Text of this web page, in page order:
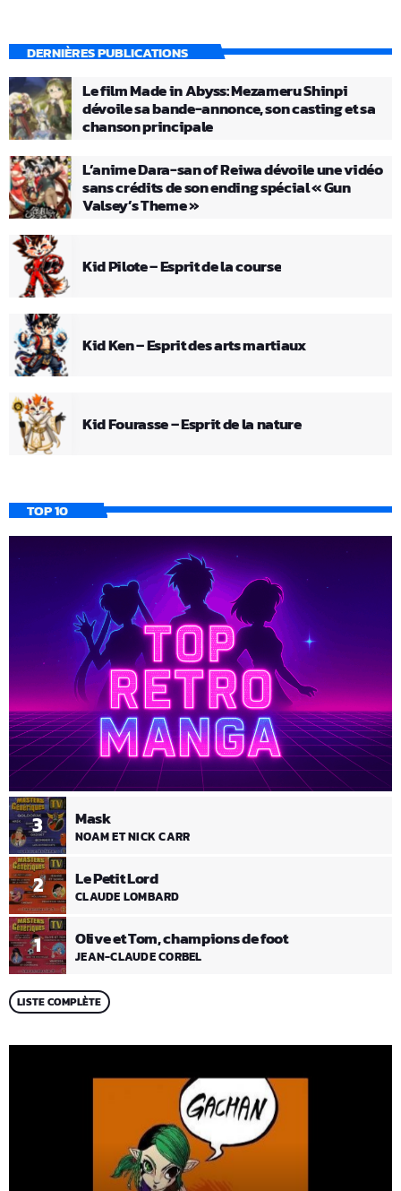
DERNIÈRES PUBLICATIONS
Le film Made in Abyss: Mezameru Shinpi
dévoile sa bande-annonce, son casting et sa
chanson principale
L’anime Dara-san of Reiwa dévoile une vidéo
sans crédits de son ending spécial « Gun
Valsey’s Theme »
Kid Pilote – Esprit de la course
Kid Ken – Esprit des arts martiaux
Kid Fourasse – Esprit de la nature
TOP 10
1 Olive et Tom, champions de foot
JEAN-CLAUDE CORBEL
2 Le Petit Lord
CLAUDE LOMBARD
3 Mask
NOAM ET NICK CARR
LISTE COMPLÈTE